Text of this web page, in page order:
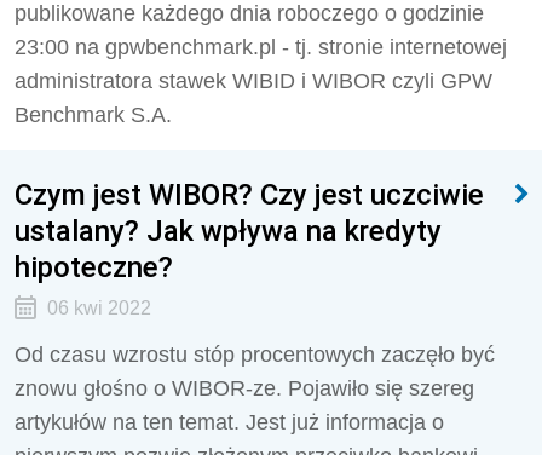
publikowane każdego dnia roboczego o godzinie
23:00 na gpwbenchmark.pl - tj. stronie internetowej
administratora stawek WIBID i WIBOR czyli GPW
Benchmark S.A.
Czym jest WIBOR? Czy jest uczciwie
ustalany? Jak wpływa na kredyty
hipoteczne?
06 kwi 2022
Od czasu wzrostu stóp procentowych zaczęło być
znowu głośno o WIBOR-ze. Pojawiło się szereg
artykułów na ten temat. Jest już informacja o